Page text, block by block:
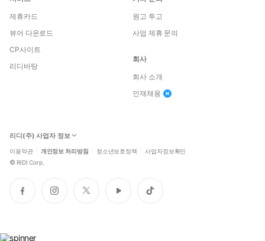
제휴카드
뷰어 다운로드
CP사이트
리디바탕
원고 투고
사업 제휴 문의
회사
회사 소개
인재채용
리디(주) 사업자 정보
이용약관 개인정보 처리방침 청소년보호정책 사업자정보확인
© RIDI Corp.
페
이
인
스
트
위
유
튜
틱
톡